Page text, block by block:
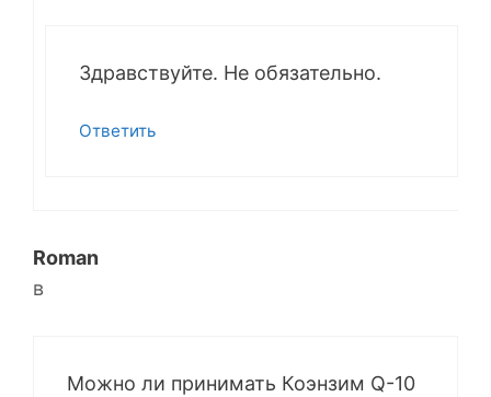
Здравствуйте. Не обязательно.
Ответить
Roman
в
Можно ли принимать Коэнзим Q-10